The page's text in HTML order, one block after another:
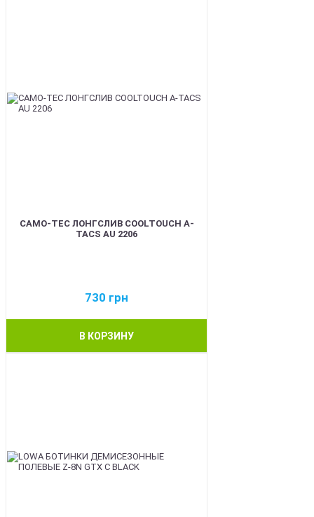
CAMO-TEC ЛОНГСЛИВ COOLTOUCH A-
TACS AU 2206
730 грн
В КОРЗИНУ